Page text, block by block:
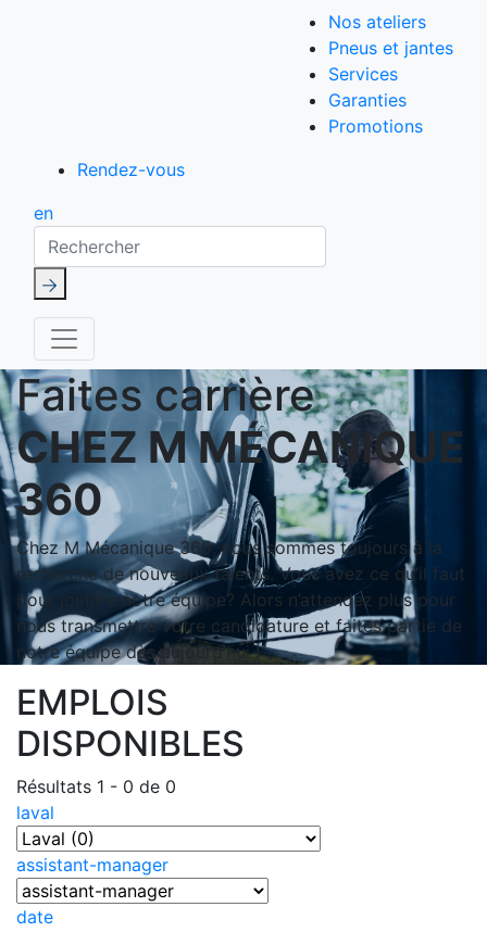
Nos ateliers
Pneus et jantes
Services
Garanties
Promotions
Rendez-vous
en
Rechercher
Faites carrière
CHEZ M MÉCANIQUE
360
Chez M Mécanique 360, nous sommes toujours à la
recherche de nouveaux talents. Vous avez ce qu’il faut
pour joindre notre équipe? Alors n’attendez plus pour
nous transmettre votre candidature et faites partie de
notre équipe dès aujourd’hui !
EMPLOIS
DISPONIBLES
Résultats 1 - 0 de 0
laval
assistant-manager
date